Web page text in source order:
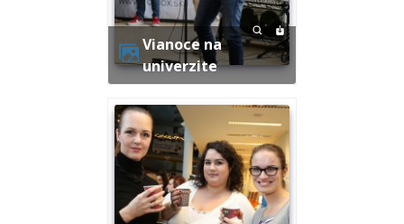
Vianoce na
univerzite